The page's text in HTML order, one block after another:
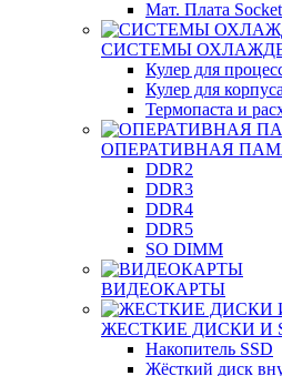
Мат. Плата
СИСТЕМЫ
Кулер для
Кулер для корпуса
Термопаста и
ОПЕРАТИВНАЯ
DDR2
DDR3
DDR4
DDR5
SO DIMM
ВИДЕОКАРТЫ
ЖЕСТКИЕ ДИСКИ И
Накопитель SSD
Жёсткий диск